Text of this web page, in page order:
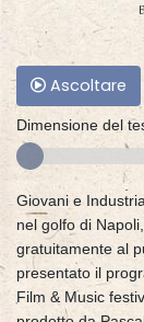
Ascoltare
Dimensione del
Giovani e
nel golfo di
gratuitamente al
presentato il
Film & Music